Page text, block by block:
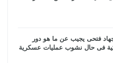
فتحى يجيب عن ما هو دور
فى حال نشوب عمليات عسكرية